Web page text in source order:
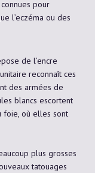
pour
l’eczéma ou des
de l’encre
reconnaît ces
des armées de
blancs escortent
foie, où elles sont
plus grosses
tatouages